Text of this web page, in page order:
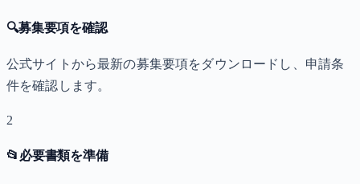
🔍募集要項を確認
公式サイトから最新の募集要項をダウンロードし、申請条
件を確認します。
2
📂 必要書類を準備